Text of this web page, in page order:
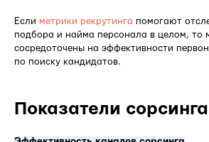
Если метрики рекрутинга помогают
подбора и найма персонала в целом, то
сосредоточены на эффективности
по поиску кандидатов.
Показатели сорсинга